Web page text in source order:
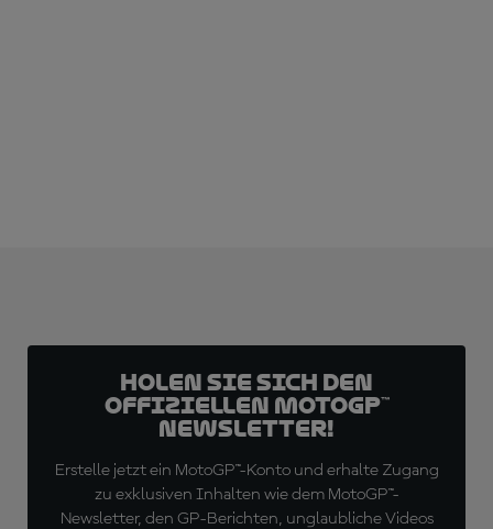
Holen Sie sich den
offiziellen MotoGP™
Newsletter!
Erstelle jetzt ein MotoGP™-Konto und erhalte Zugang
zu exklusiven Inhalten wie dem MotoGP™-
Newsletter, den GP-Berichten, unglaubliche Videos